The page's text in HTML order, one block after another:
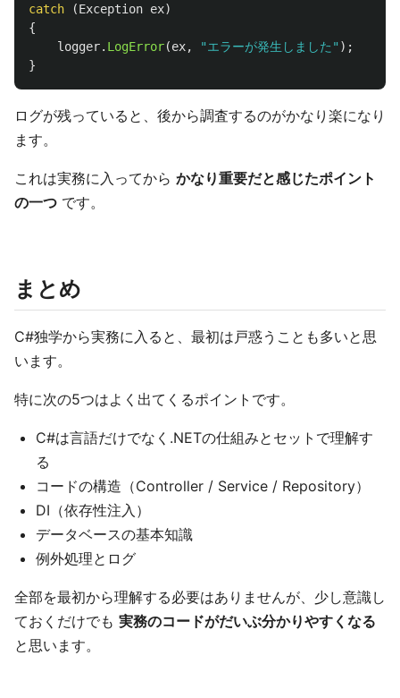
catch (Exception ex)
{
logger. LogError(ex, "エラーが発生しました" );
}
ログが残っていると、後から調査するのがかなり楽になり
ます。
これは実務に入ってから かなり重要だと感じたポイント
の一つ です。
まとめ
C#独学から実務に入ると、最初は戸惑うことも多いと思
います。
特に次の5つはよく出てくるポイントです。
C#は言語だけでなく.NETの仕組みとセットで理解す
る
コードの構造（Controller / Service / Repository）
DI（依存性注入）
データベースの基本知識
例外処理とログ
全部を最初から理解する必要はありませんが、少し意識し
ておくだけでも 実務のコードがだいぶ分かりやすくなる
と思います。